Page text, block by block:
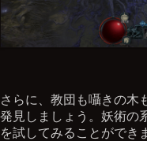
さらに、教団も囁きの木
発見しましょう。妖術の
を試してみることができ